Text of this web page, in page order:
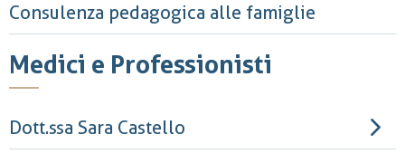
Consulenza pedagogica alle famiglie
Medici e Professionisti
Dott.ssa Sara Castello